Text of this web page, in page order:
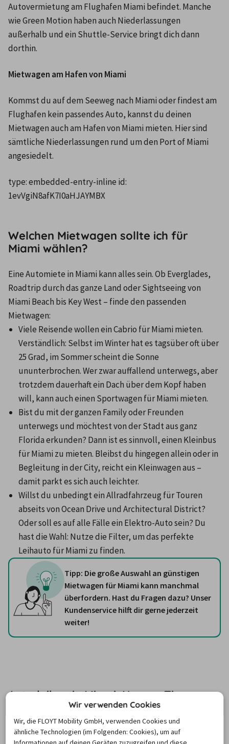
Autovermietung am Flughafen Miami befindet. Manche
wie Green Motion haben auch Niederlassungen
außerhalb und ein Shuttle-Service bringt dich dann
dorthin.
Mietwagen am Hafen von Miami
Kommst du auf dem Seeweg nach Miami oder findest am
Flughafen kein passendes Auto, kannst du deinen
Mietwagen auch am Hafen von Miami mieten. Hier sind
sämtliche Niederlassungen rund um den Port of Miami
angesiedelt.
type: embedded-entry-inline
1evVgiN8afK7I0aHJAYMBX
Welchen Mietwagen sollte ich für
Miami wählen?
Eine Automiete in Miami kann alles sein. Ob Everglades,
Roadtrip durch das ganze Land oder Sightseeing von
Miami Beach bis Key West – finde den passenden
Mietwagen:
Viele Reisende wollen ein Cabrio für Miami mieten.
Verständlich: Selbst im Winter hat es tagsüber oft über
25 Grad, im Sommer scheint die Sonne
ununterbrochen. Wer zwar auffallend unterwegs, aber
trotzdem dauerhaft ein Dach über dem Kopf haben
will, kann auch einen Sportwagen für Miami mieten.
Bist du mit der ganzen Family oder Freunden
unterwegs und möchtest von der Stadt aus ganz
Florida erkunden? Dann ist es sinnvoll, einen Kleinbus
für Miami zu mieten. Bleibst du hingegen allein oder in
Begleitung in der City, reicht ein Kleinwagen aus –
damit parkt es sich auch leichter.
Willst du unbedingt ein Allradfahrzeug für Touren
abseits von Ocean Drive und Architectural District?
Oder soll es auf alle Fälle ein Elektro-Auto sein? Du
hast die Wahl: Nutze die Filter, um das perfekte
Leihauto für Miami zu finden.
Tipp: Die große Auswahl an günstigen
Mietwagen für Miami kann manchmal
überfordern. Hast du Fragen dazu? Unser
Kundenservice hilft dir gerne jederzeit
weiter!
Auto leihen in Miami: Unsere Tipps
Was haben Florida‘s Turnpike, Dolphin Expressway und
Airport Expressway gemeinsam? Alle drei Straßen sind
Wir verwenden Cookies
Wir, die FLOYT Mobility GmbH, verwenden Cookies und
ähnliche Technologien (im Folgenden: Cookies), um auf